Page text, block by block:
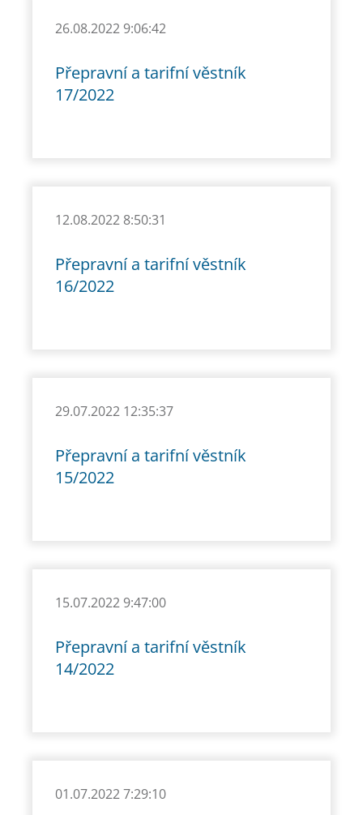
26.08.2022 9:06:42
Přepravní a tarifní věstník
17/2022
12.08.2022 8:50:31
Přepravní a tarifní věstník
16/2022
29.07.2022 12:35:37
Přepravní a tarifní věstník
15/2022
15.07.2022 9:47:00
Přepravní a tarifní věstník
14/2022
01.07.2022 7:29:10